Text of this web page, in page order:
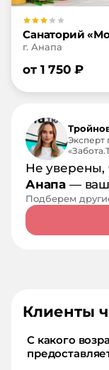
Санаторий
г. Анапа
от 1 750 ₽
Эксперт
Не уверены,
Анапа — ваш
Подберем
Клиенты
С какого